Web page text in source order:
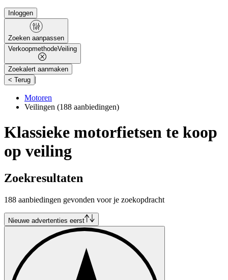
Inloggen
Zoeken aanpassen
VerkoopmethodeVeiling
Zoekalert aanmaken
< Terug |
Motoren
Veilingen (188 aanbiedingen)
Klassieke motorfietsen te koop
op veiling
Zoekresultaten
188 aanbiedingen gevonden voor je zoekopdracht
Nieuwe advertenties eerst